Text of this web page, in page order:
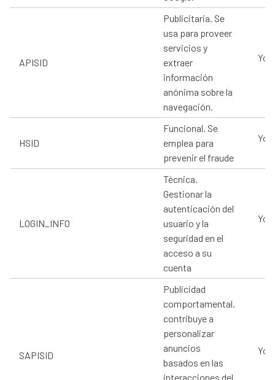
APISID
Publicitaria. Se
usa para proveer
servicios y
extraer
información
anónima sobre la
navegación.
HSID
Funcional. Se
emplea para
prevenir el fraude
LOGIN_INFO
Técnica.
Gestionar la
autenticación del
usuario y la
seguridad en el
acceso a su
cuenta
SAPISID
Publicidad
comportamental.
contribuye a
personalizar
anuncios
basados en las
interacciones del